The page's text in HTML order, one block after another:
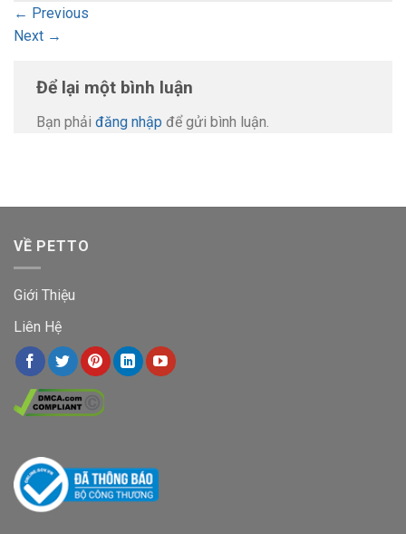
← Previous
Next →
Để lại một bình luận
Bạn phải đăng nhập để gửi bình luận.
VỀ PETTO
Giới Thiệu
Liên Hệ